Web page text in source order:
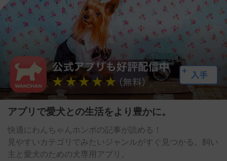
アプリで愛犬との生活をより豊かに。
快適にわんちゃんホンポの記事が読める！
見やすいカテゴリでみたいジャンルがすぐ見つかる。飼い
主と愛犬のための犬専用アプリ。